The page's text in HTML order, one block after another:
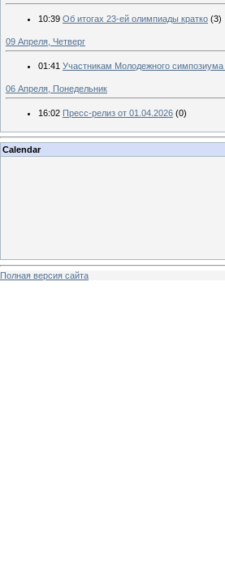
10:39 Об итогах 23-ей олимпиады кратко (3)
09 Апреля, Четверг
01:41 Участникам Молодежного
06 Апреля, Понедельник
16:02 Пресс-релиз от 01.04.2026 (0)
Calendar
Полная версия сайта